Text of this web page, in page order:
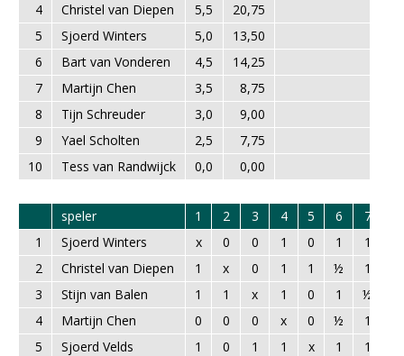
4
Christel van Diepen 5,5
20,75
5
Sjoerd Winters 5,0
13,50
6
Bart van Vonderen 4,5
14,25
7
Martijn Chen 3,5
8,75
8
Tijn Schreuder 3,0
9,00
9
Yael Scholten 2,5
7,75
10
Tess van Randwijck 0,0 0,00
speler 1 2 3 4 5 6 7
1
Sjoerd Winters x 0 0 1 0 1 1
2
Christel van Diepen 1 x 0 1 1 ½ 1
3
Stijn van Balen 1 1 x 1 0 1 ½
4
Martijn Chen 0 0 0 x 0 ½ 1
5
Sjoerd Velds 1 0 1 1 x 1 1